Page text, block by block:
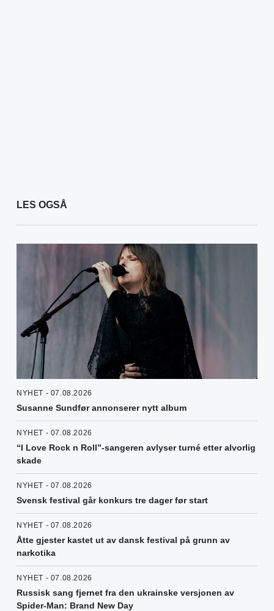
LES OGSÅ
NYHET - 07.08.2026
Susanne Sundfør annonserer nytt album
NYHET - 07.08.2026
“I Love Rock n Roll”-sangeren avlyser turné etter alvorlig
skade
NYHET - 07.08.2026
Svensk festival går konkurs tre dager før start
NYHET - 07.08.2026
Åtte gjester kastet ut av dansk festival på grunn av
narkotika
NYHET - 07.08.2026
Russisk sang fjernet fra den ukrainske versjonen av
Spider-Man: Brand New Day